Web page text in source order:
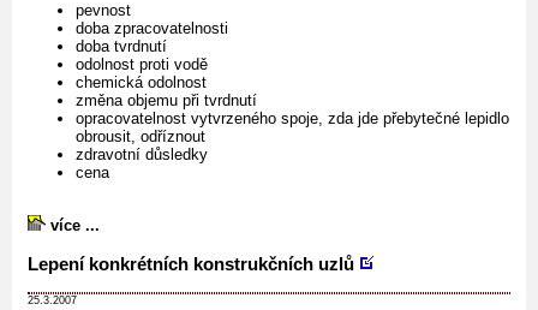
pevnost
doba zpracovatelnosti
doba tvrdnutí
odolnost proti vodě
chemická odolnost
změna objemu při tvrdnutí
opracovatelnost vytvrzeného spoje, zda jde přebytečné lepidlo
obrousit, odříznout
zdravotní důsledky
cena
více ...
Lepení konkrétních konstrukčních uzlů
25.3.2007